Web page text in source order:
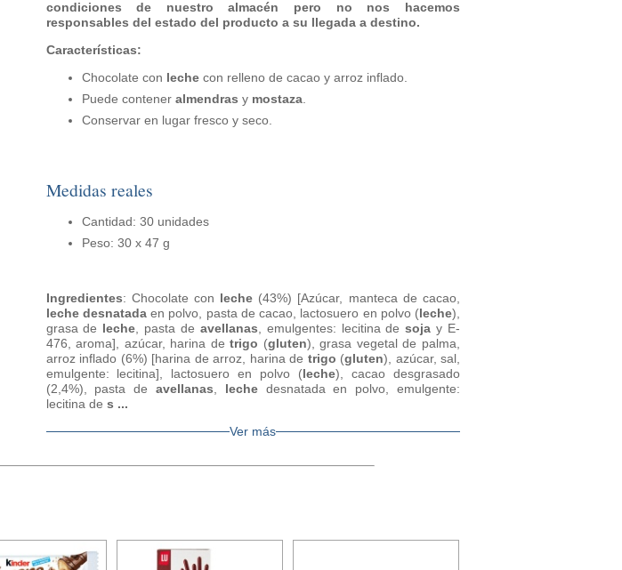
condiciones de nuestro almacén pero no nos hacemos
responsables del estado del producto a su llegada a destino.
Características:
Chocolate con lechecon relleno de cacao y arroz inflado.
Puede contener almendras y mostaza.
Conservar en lugar fresco y seco.
Medidas reales
Cantidad: 30 unidades
Peso: 30 x 47 g
Ingredientes: Chocolate con leche (43%) [Azúcar, manteca de cacao,
leche desnatadaen polvo, pasta de cacao, lactosuero en polvo (leche),
grasa de leche , pasta de avellanas , emulgentes: lecitina desoja y E-
476, aroma], azúcar, harina detrigo (gluten), grasa vegetal de palma,
arroz inflado (6%) [harina de arroz, harina de trigo (gluten), azúcar, sal,
emulgente: lecitina], lactosuero en polvo (leche), cacao desgrasado
(2,4%), pasta de avellanas lechedesnatada en polvo, emulgente:
lecitina de s ...
Ver más